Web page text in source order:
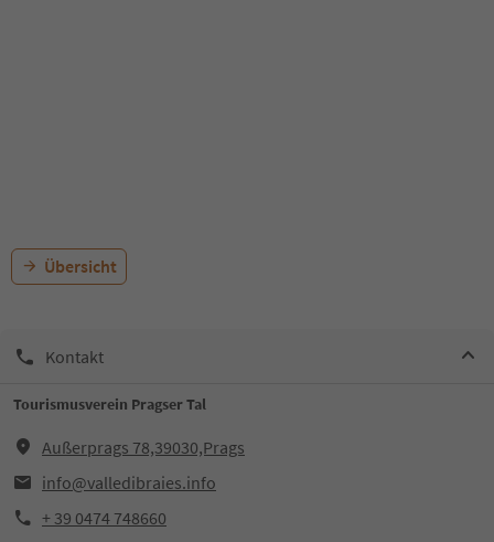
Übersicht
Kontakt
Tourismusverein Pragser Tal
Außerprags 78,39030,Prags
info@valledibraies.info
+ 39 0474 748660